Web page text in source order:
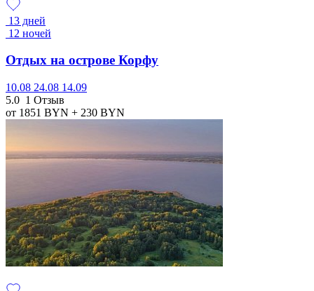
13 дней
12 ночей
Отдых на острове Корфу
10.08 24.08 14.09
5.0 1 Отзыв
от 1851 BYN + 230 BYN